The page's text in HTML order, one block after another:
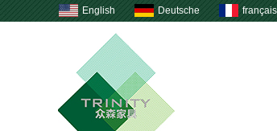
English Deutsche français